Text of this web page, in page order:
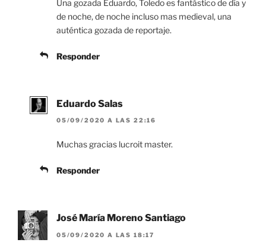
Una gozada Eduardo, Toledo es fantástico de día y
de noche, de noche incluso mas medieval, una
auténtica gozada de reportaje.
Responder
Eduardo Salas
05/09/2020 A LAS 22:16
Muchas gracias lucroit master.
Responder
José María Moreno Santiago
05/09/2020 A LAS 18:17